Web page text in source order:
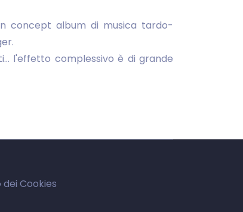
concept album di musica tardo-
l'effetto complessivo è di grande
Cookies